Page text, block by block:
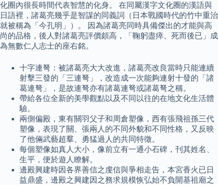
化圈內很長時間代表智慧的化身。 在同屬漢字文化圈的漢語與
日語裡，諸葛亮幾乎是智謀的同義詞（日本戰國時代的竹中重治
就被稱為「今孔明」）。 因為諸葛亮同時具備傑出的才能與高
尚的品格，後人對諸葛亮評價頗高，「鞠躬盡瘁、死而後已」成
為無數仁人志士的座右銘。
十字連弩：被諸葛亮大大改進，諸葛亮改良當時只能連續
射擊三發的「三連弩」，改造成一次能夠連射十發的「諸
葛連弩」，是故連弩亦有諸葛連弩或諸葛弩之稱。
帶給各位全新的美學觀點以及不同以往的在地文化生活體
驗。
兩側偏殿，東有關羽父子和周倉塑像，西有張飛祖孫三代
塑像，表現了關、張兩人的不同外貌和不同性格，又反映
了他倆武藝超羣、勇猛過人的共同特徵。
每個塑像如真人大小，像前立有一通小石碑，刊其姓名、
生平，便於遊人瞭解。
邊殿興建時因各界善信之虔信與爭相走告，本宮香火已日
益鼎盛，邊殿之興建因之務求規模恢弘始不負開基祖廟之